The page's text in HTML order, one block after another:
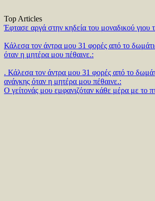
Top Articles
Έφτασε αργά στην κηδεία του μοναδικού γιου
Κάλεσα τον άντρα μου 31 φορές από το
όταν η μητέρα μου πέθαινε.:
. Κάλεσα τον άντρα μου 31 φορές από το
ανάγκης όταν η μητέρα μου πέθαινε.:
Ο γείτονάς μου εμφανιζόταν κάθε μέρα με το